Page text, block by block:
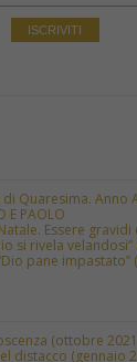
di Quaresima. Anno
E PAOLO
Essere
si rivela velandosi”
pane impastato”
(ottobre
distacco (gennaio